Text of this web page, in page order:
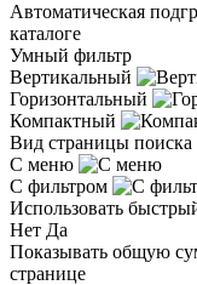
Автоматическая
каталоге
Умный фильтр
Вертикальный
Горизонтальный
Компактный
Вид страницы поиска
С меню
С фильтром
Использовать
Нет Да
Показывать общую
странице